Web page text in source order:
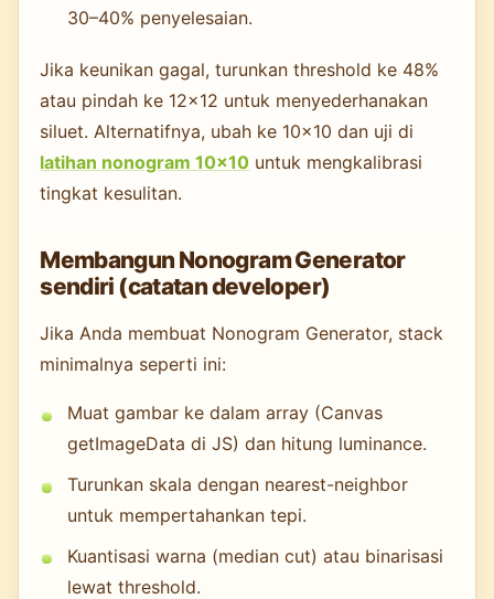
30–40% penyelesaian.
Jika keunikan gagal, turunkan threshold ke 48%
atau pindah ke 12×12 untuk menyederhanakan
siluet. Alternatifnya, ubah ke 10×10 dan uji di
latihan nonogram 10×10 untuk mengkalibrasi
tingkat kesulitan.
Membangun Nonogram Generator
sendiri (catatan developer)
Jika Anda membuat Nonogram Generator, stack
minimalnya seperti ini:
Muat gambar ke dalam array (Canvas
getImageData di JS) dan hitung luminance.
Turunkan skala dengan nearest-neighbor
untuk mempertahankan tepi.
Kuantisasi warna (median cut) atau binarisasi
lewat threshold.